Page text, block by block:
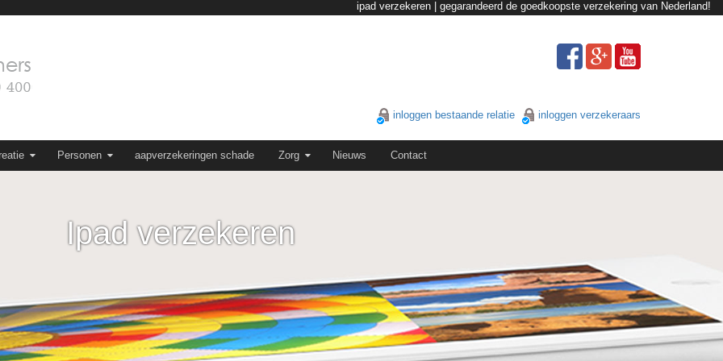
ipad verzekeren | gegarandeerd de goedkoopste verzekering van Nederland!
inloggen bestaande relatie inloggen verzekeraars
Personen aapverzekeringen schade Zorg Nieuws Contact
Ipad verzekeren